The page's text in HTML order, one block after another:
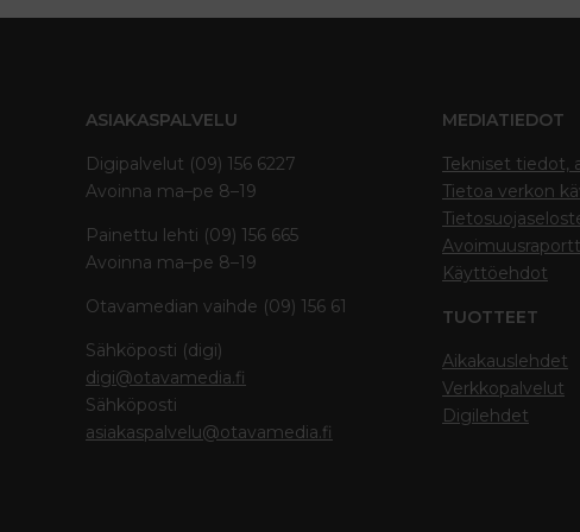
ASIAKASPALVELU
Digipalvelut (09) 156 6227
Avoinna ma–pe 8–19
Painettu lehti (09) 156 665
Avoinna ma–pe 8–19
Otavamedian vaihde (09) 156 61
Sähköposti (digi)
digi@otavamedia.fi
Sähköposti
asiakaspalvelu@otavamedia.fi
MEDIATIEDOT
Tekniset tiedot,
Tietoa verkon
Käyttöehdot
TUOTTEET
Aikakauslehdet
Verkkopalvelut
Digilehdet